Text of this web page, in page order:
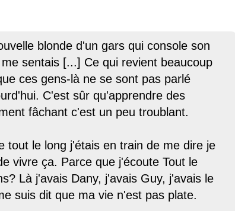
blonde d'un gars qui console son
sentais [...] Ce qui revient beaucoup
ces gens-là ne se sont pas parlé
C'est sûr qu'apprendre des
fâchant c'est un peu troublant.
tout le long j'étais en train de me dire je
vivre ça. Parce que j'écoute Tout le
Là j'avais Dany, j'avais Guy, j'avais le
suis dit que ma vie n'est pas plate.